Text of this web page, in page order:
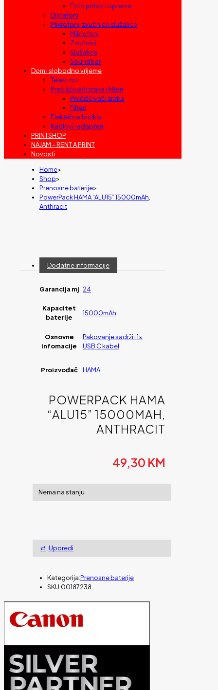
Foto pribor i oprema
Diktafoni
Mikrofoni, zvučnici i slušalice
Mikrofoni
Zvučnici
Slušalice
Soundbar
Dom i slobodno vrijeme
Televizori
Prečišćivači zraka i filteri
Prečišćivači zraka
Filteri
Električna bicikla
Kablovi i adapteri
PRINTSHOP
NAJAM – RENT A PRINT
Novosti
Home>
Shop>
Prenosne baterije>
PowerPack HAMA “ALU15” 15000mAh,
Anthracit
Dodatne informacije
Garancija mj 24
Kapacitet
baterije
15000mAh
Osnovne
infomacije
Pakovanje sadrži i 1x
USB C kabel
Proizvođač HAMA
POWERPACK HAMA
“ALU15” 15000MAH,
ANTHRACIT
49,30 KM
Nema na stanju
Uporedi
Kategorija:Prenosne baterije
SKU:00187238